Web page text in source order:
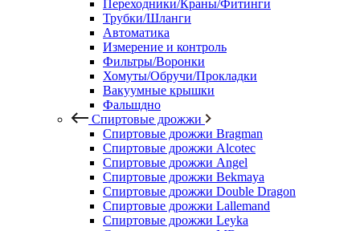
Переходники/Краны/Фитинги
Трубки/Шланги
Автоматика
Измерение и контроль
Фильтры/Воронки
Хомуты/Обручи/Прокладки
Вакуумные крышки
Фальшдно
Спиртовые дрожжи
Спиртовые дрожжи Bragman
Спиртовые дрожжи Alcotec
Спиртовые дрожжи Angel
Спиртовые дрожжи Bekmaya
Спиртовые дрожжи Double Dragon
Спиртовые дрожжи Lallemand
Спиртовые дрожжи Leyka